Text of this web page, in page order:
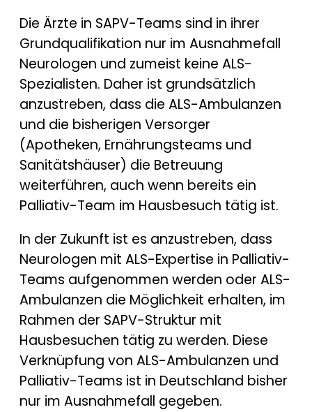
Die Ärzte in SAPV-Teams sind in ihrer
Grundqualifikation nur im Ausnahmefall
Neurologen und zumeist keine ALS-
Spezialisten. Daher ist grundsätzlich
anzustreben, dass die ALS-Ambulanzen
und die bisherigen Versorger
(Apotheken, Ernährungsteams und
Sanitätshäuser) die Betreuung
weiterführen, auch wenn bereits ein
Palliativ-Team im Hausbesuch tätig ist.
In der Zukunft ist es anzustreben, dass
Neurologen mit ALS-Expertise in Palliativ-
Teams aufgenommen werden oder ALS-
Ambulanzen die Möglichkeit erhalten, im
Rahmen der SAPV-Struktur mit
Hausbesuchen tätig zu werden. Diese
Verknüpfung von ALS-Ambulanzen und
Palliativ-Teams ist in Deutschland bisher
nur im Ausnahmefall gegeben.